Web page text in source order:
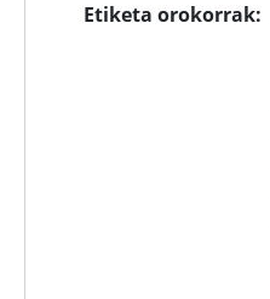
Etiketa orokorrak